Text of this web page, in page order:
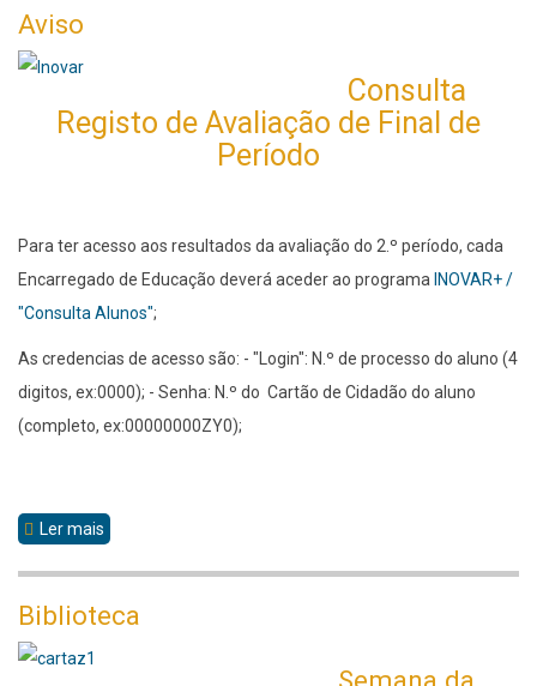
Aviso
Consulta
Registo de Avaliação de Final de
Período
Para ter acesso aos resultados da avaliação do 2.º período, cada
Encarregado de Educação deverá aceder ao programa INOVAR+ /
"Consulta Alunos";
As credencias de acesso são: - "Login": N.º de processo do aluno (4
digitos, ex:0000); - Senha: N.º do Cartão de Cidadão do aluno
(completo, ex:00000000ZY0);
Ler mais
Biblioteca